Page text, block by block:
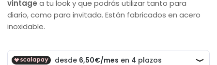
vintage a tu look y que podrás utilizar tanto para
diario, como para invitada. Están fabricados en acero
inoxidable.